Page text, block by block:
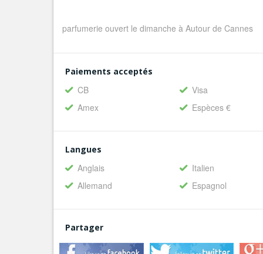
parfumerie ouvert le dimanche à Autour de Cannes
Paiements acceptés
CB
Visa
Amex
Espèces €
Langues
Anglais
Italien
Allemand
Espagnol
Partager